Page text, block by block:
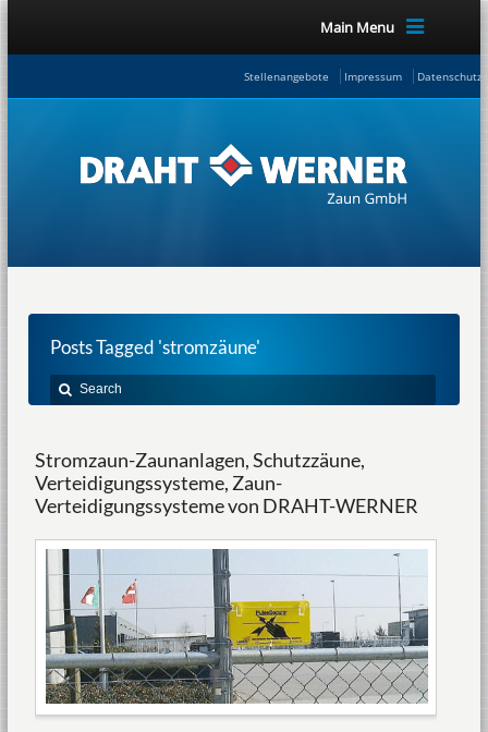
Main Menu
Stellenangebote Impressum
Posts Tagged 'stromzäune'
Stromzaun-Zaunanlagen, Schutzzäune,
Verteidigungssysteme, Zaun-
Verteidigungssysteme von DRAHT-WERNER